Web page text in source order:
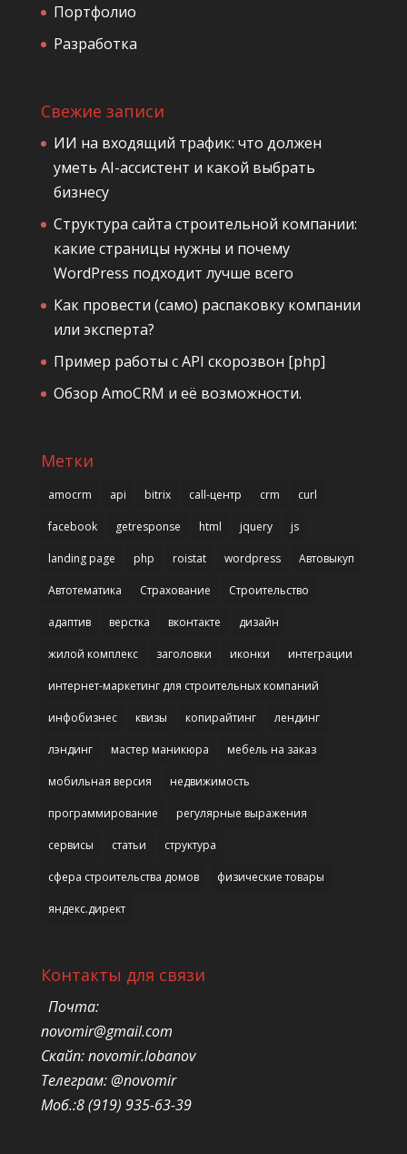
Портфолио
Разработка
Свежие записи
ИИ на входящий трафик: что должен
уметь AI-ассистент и какой выбрать
бизнесу
Структура сайта строительной компании:
какие страницы нужны и почему
WordPress подходит лучше всего
Как провести (само) распаковку компании
или эксперта?
Пример работы с API скорозвон [php]
Обзор AmoCRM и её возможности.
Метки
amocrm api bitrix call-центр crm curl
facebook getresponse html jquery js
landing page php roistat wordpress Автовыкуп
Автотематика Страхование Строительство
адаптив верстка вконтакте дизайн
жилой комплекс заголовки иконки интеграции
интернет-маркетинг для строительных компаний
инфобизнес квизы копирайтинг лендинг
лэндинг мастер маникюра мебель на заказ
мобильная версия недвижимость
программирование регулярные выражения
сервисы статьи структура
сфера строительства домов физические товары
яндекс.директ
Контакты для связи
Почта:
novomir@gmail.com
Скайп: novomir.lobanov
Телеграм: @novomir
Моб.:8 (919) 935-63-39